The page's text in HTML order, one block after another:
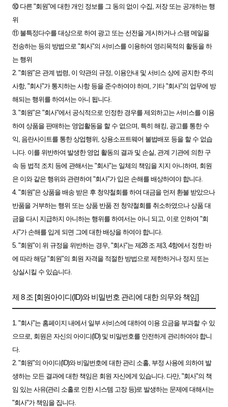
⑩ 다른 "회원"에 대한 개인 정보를 그 동의 없이 수집, 저장 또는 공개하는 행
위
⑪ 불특정다수를 대상으로 하여 광고 또는 선전을 게시하거나 스팸 메일을
전송하는 등의 방법으로 "회사"의 서비스를 이용하여 영리목적의 활동을 하
는 행위
2. "회원"은 관계 법령, 이 약관의 규정, 이용안내 및 서비스 상에 공지한 주의
사항, "회사"가 통지하는 사항 등을 준수하여야 하며, 기타 "회사"의 업무에 방
해되는 행위를 하여서는 아니 됩니다.
3. "회원"은 "회사"에서 공식적으로 인정한 경우를 제외하고는 서비스를 이용
하여 상품을 판매하는 영업활동을 할 수 없으며, 특히 해킹, 광고를 통한 수
익, 음란사이트를 통한 상업행위, 상용소프트웨어 불법배포 등을 할 수 없습
니다. 이를 위반하여 발생한 영업 활동의 결과 및 손실, 관계 기관에 의한 구
속 등 법적 조치 등에 관해서는 "회사"는 일체의 책임을 지지 아니하며, 회원
은 이와 같은 행위와 관련하여 "회사"가 입은 손해를 배상하여야 합니다.
4. "회원"은 상품을 배송 받은 후 청약철회를 하여 대금을 먼저 환불 받았으나
반품을 거부하는 행위 또는 상품 반품 전 청약철회를 취소하였으나 상품 대
금을 다시 지급하지 아니하는 행위를 하여서는 아니 되고, 이로 인하여 "회
사"가 손해를 입게 되면 그에 대한 배상을 하여야 합니다.
5. "회원"이 위 규정을 위반하는 경우, "회사"는 제28 조 제3, 4항에서 정한 바
에 따라 해당 "회원"의 회원 자격을 적절한 방법으로 제한하거나 정지 또는
상실시킬 수 있습니다.
제 8 조 [회원아이디(ID)와 비밀번호 관리에 대한 의무와 책임]
1. "회사"는 홈페이지 내에서 일부 서비스에 대하여 이용 요금을 부과할 수 있
으므로, 회원은 자신의 아이디(ID) 및 비밀번호를 안전하게 관리하여야 합니
다.
2. "회원"의 아이디(ID)와 비밀번호에 대한 관리 소홀, 부정 사용에 의하여 발
생하는 모든 결과에 대한 책임은 회원 자신에게 있습니다. 다만, "회사"의 책
임 있는 사유(관리 소홀로 인한 시스템 고장 등)로 발생하는 문제에 대해서는
"회사"가 책임을 집니다.